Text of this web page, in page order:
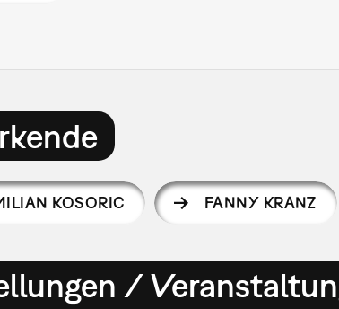
KOSORIC FANNY KRANZ
/